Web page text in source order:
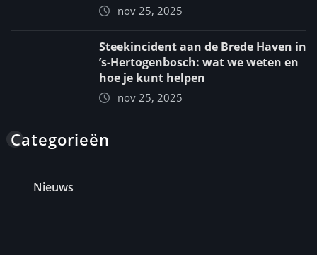
nov 25, 2025
Steekincident aan de Brede Haven in
’s‑Hertogenbosch: wat we weten en
hoe je kunt helpen
nov 25, 2025
Categorieën
Nieuws